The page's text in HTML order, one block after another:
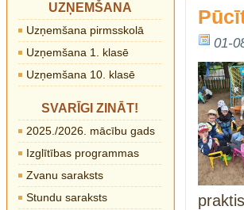
UZŅEMŠANA
Uzņemšana pirmsskolā
Uzņemšana 1. klasē
Uzņemšana 10. klasē
SVARĪGI ZINĀT!
2025./2026. mācību gads
Izglītības programmas
Zvanu saraksts
Stundu saraksts
01-